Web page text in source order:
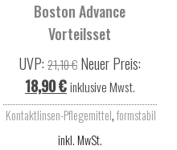
Boston Advance
Vorteilsset
UVP: 21,10€ Ursprünglicher
Neuer Preis:
18,90€Aktueller Preis ist:
inklusive Mwst.
Kontaktlinsen-Pflegemittel, formstabil
inkl. MwSt.